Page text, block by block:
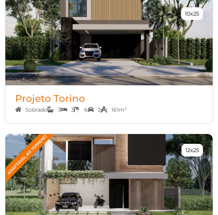
10x25
Projeto Torino
Sobrado 3 3 6 2 161m²
12x25